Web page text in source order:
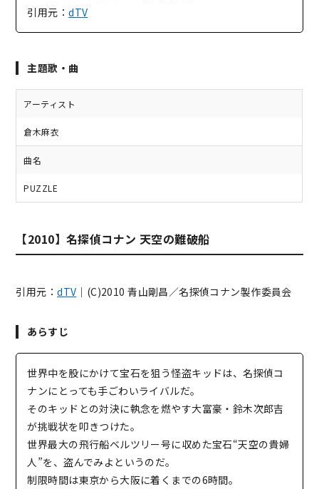
引用元：dTV
主題歌・曲
アーティスト
倉木麻衣
曲名
PUZZLE
【2010】名探偵コナン 天空の難破船
引用元：dTV ｜(C)2010 青山剛昌／名探偵コナン製作委員会
あらすじ
世界中を股にかけて宝石を狙う怪盗キッドは、名探偵コ
ナンにとっても手ごわいライバルだ。
そのキッドとの対決に執念を燃やす大富豪・鈴木次郎吉
が挑戦状を叩きつけた。
世界最大の飛行船ベルツリー号に収めた宝石“天空の貴婦
人”を、盗んでみよというのだ。
制限時間は東京から大阪に着くまでの6時間。